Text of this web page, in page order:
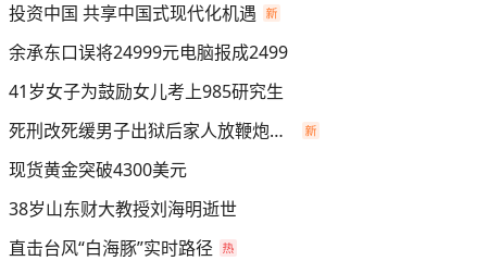
投资中国 共享中国式现代化机遇
余承东口误将24999元电脑报成2499
41岁女子为鼓励女儿考上985研究生
死刑改死缓男子出狱后家人放鞭炮庆祝
现货黄金突破4300美元
38岁山东财大教授刘海明逝世
直击台风“白海豚”实时路径